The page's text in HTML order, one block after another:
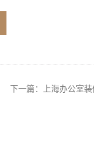
下一篇：上海办公室